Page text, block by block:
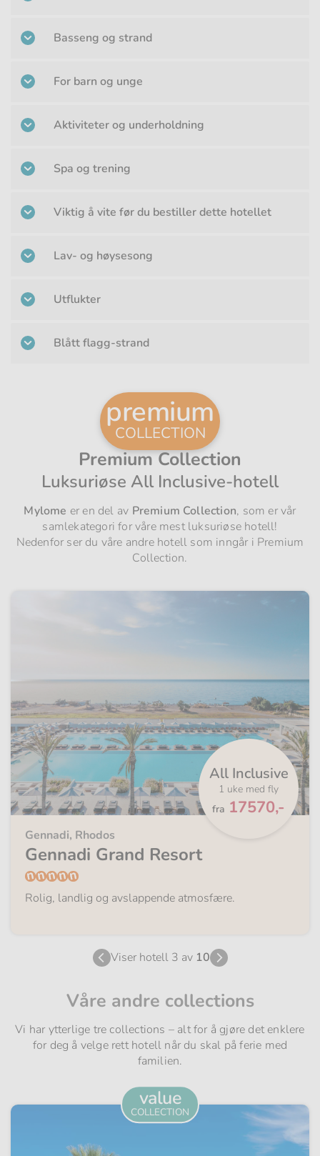
Basseng og strand
For barn og unge
Aktiviteter og underholdning
Spa og trening
Viktig å vite før du bestiller dette hotellet
Lav- og høysesong
Utflukter
Blått flagg-strand
premium
COLLECTION
Premium Collection
Luksuriøse All Inclusive-hotell
Mylome er en del av Premium Collection, som er vår
samlekategori for våre mest luksuriøse hotell!
Nedenfor ser du våre andre hotell som inngår i Premium
Collection.
All Inclusive
1 uke med fly
Fra
fra 17570,-
Gennadi, Rhodos
Gennadi Grand Resort
Rolig, landlig og avslappende atmosfære.
Viser hotell 3 av 10
Våre andre collections
Vi har ytterlige tre collections – alt for å gjøre det enklere
for deg å velge rett hotell når du skal på ferie med
familien.
value
COLLECTION